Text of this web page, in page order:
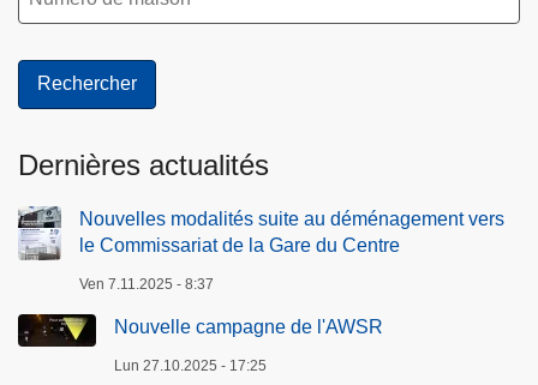
Dernières actualités
Nouvelles modalités suite au déménagement vers
le Commissariat de la Gare du Centre
Ven 7.11.2025 - 8:37
Nouvelle campagne de l'AWSR
Lun 27.10.2025 - 17:25